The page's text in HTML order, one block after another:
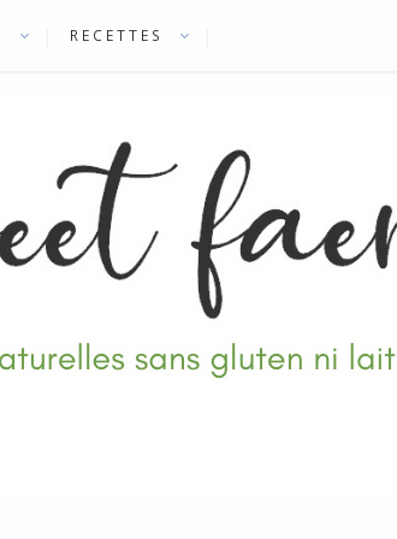
RECETTES